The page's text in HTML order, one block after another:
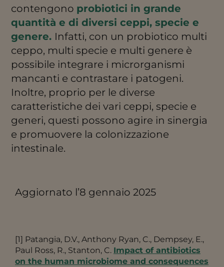
contengono probiotici in grande
quantità e di diversi ceppi, specie e
genere. Infatti, con un probiotico multi
ceppo, multi specie e multi genere è
possibile integrare i microrganismi
mancanti e contrastare i patogeni.
Inoltre, proprio per le diverse
caratteristiche dei vari ceppi, specie e
generi, questi possono agire in sinergia
e promuovere la colonizzazione
intestinale.
Aggiornato l’8 gennaio 2025
[1] Patangia, D.V., Anthony Ryan, C., Dempsey, E.,
Paul Ross, R., Stanton, C. Impact of antibiotics
on the human microbiome and consequences